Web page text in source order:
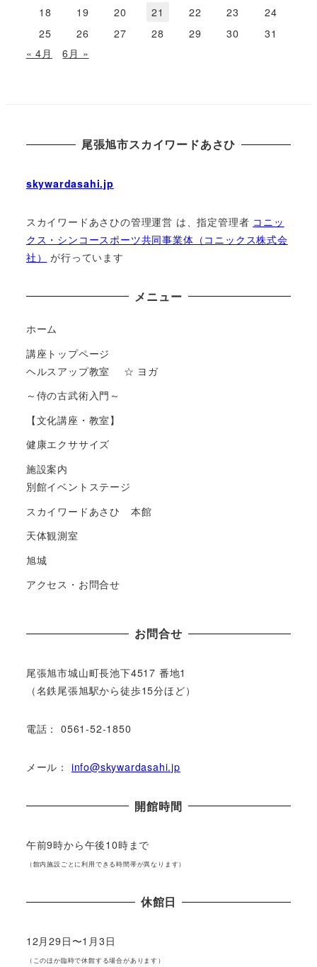
18
19 20 21 22 23
24
25
26 27 28 29 30
31
« 4月
6月 »
尾張旭市スカイワードあさひ
skywardasahi.jp
スカイワードあさひの管理運営 は、指定管理者 コニッ
クス・シンコースポーツ共同事業体（コニックス株式会
社）
が⾏っています
メニュー
ホーム
講座トップページ
ヘルスアップ教室 ☆ ヨガ
～侍の古武術入門～
【文化講座・教室】
健康エクササイズ
施設案内
別館イベントステージ
スカイワードあさひ 本館
天体観測室
旭城
アクセス・お問合せ
お問合せ
尾張旭市城⼭町⻑池下4517 番地1
（名鉄尾張旭駅から徒歩15分ほど）
電話： 0561-52-1850
メール： info@skywardasahi.jp
開館時間
午前9時から午後10時まで
（館内施設ごとに利⽤できる時間帯が異なります）
休館⽇
12⽉29⽇〜1⽉3⽇
（このほか臨時で休館する場合があります）